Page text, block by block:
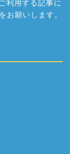
利用する記事に
お願いします。